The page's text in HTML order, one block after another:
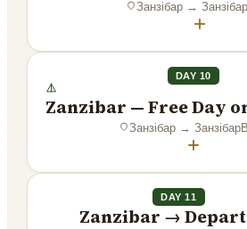
Занзібар→ Занзібар
+
DAY 10
Zanzibar — Free Day
Занзібар →Занзібар
+
DAY 11
Zanzibar →